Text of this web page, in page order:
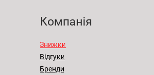
Компанія
Знижки
Відгуки
Бренди